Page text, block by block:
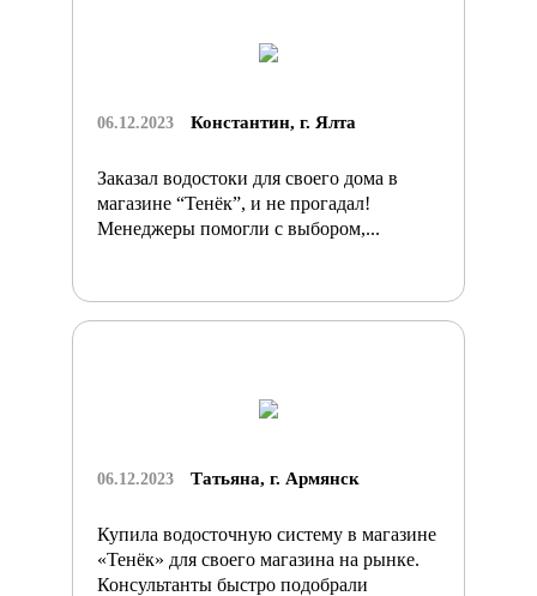
06.12.2023 Константин, г. Ялта
Заказал водостоки для своего дома в
магазине “Тенёк”, и не прогадал!
Менеджеры помогли с выбором,...
06.12.2023 Татьяна, г. Армянск
Купила водосточную систему в магазине
«Тенёк» для своего магазина на рынке.
Консультанты быстро подобрали